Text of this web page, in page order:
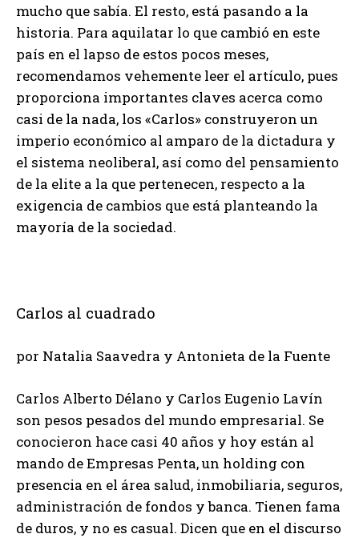
mucho que sabía. El resto, está pasando a la
historia. Para aquilatar lo que cambió en este
país en el lapso de estos pocos meses,
recomendamos vehemente leer el artículo, pues
proporciona importantes claves acerca como
casi de la nada, los «Carlos» construyeron un
imperio económico al amparo de la dictadura y
el sistema neoliberal, así como del pensamiento
de la elite a la que pertenecen, respecto a la
exigencia de cambios que está planteando la
mayoría de la sociedad.
Carlos al cuadrado
por Natalia Saavedra y Antonieta de la Fuente
Carlos Alberto Délano y Carlos Eugenio Lavín
son pesos pesados del mundo empresarial. Se
conocieron hace casi 40 años y hoy están al
mando de Empresas Penta, un holding con
presencia en el área salud, inmobiliaria, seguros,
administración de fondos y banca. Tienen fama
de duros, y no es casual. Dicen que en el discurso